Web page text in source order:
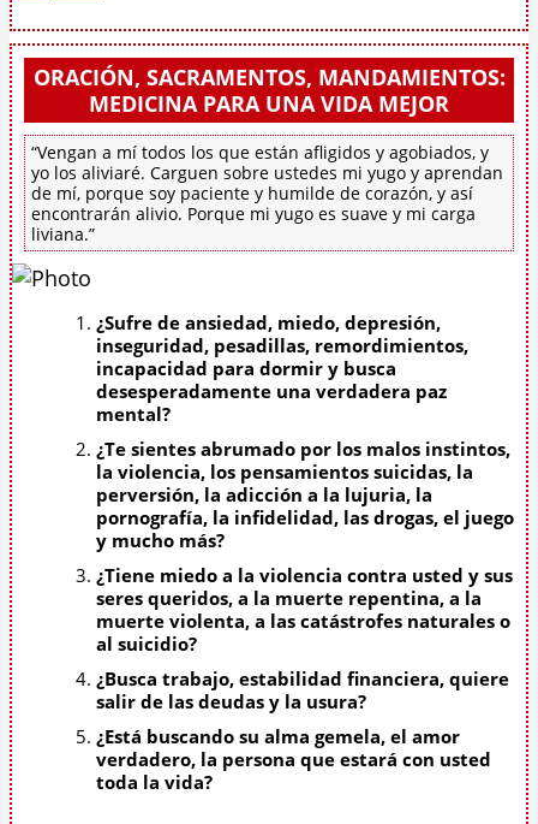
ORACIÓN, SACRAMENTOS, MANDAMIENTOS:
MEDICINA PARA UNA VIDA MEJOR
“Vengan a mí todos los que están afligidos y agobiados, y
yo los aliviaré. Carguen sobre ustedes mi yugo y aprendan
de mí, porque soy paciente y humilde de corazón, y así
encontrarán alivio. Porque mi yugo es suave y mi carga
liviana.”
¿Sufre de ansiedad, miedo, depresión,
inseguridad, pesadillas, remordimientos,
incapacidad para dormir y busca
desesperadamente una verdadera paz
mental?
¿Te sientes abrumado por los malos instintos,
la violencia, los pensamientos suicidas, la
perversión, la adicción a la lujuria, la
pornografía, la infidelidad, las drogas, el juego
y mucho más?
¿Tiene miedo a la violencia contra usted y sus
seres queridos, a la muerte repentina, a la
muerte violenta, a las catástrofes naturales o
al suicidio?
¿Busca trabajo, estabilidad financiera, quiere
salir de las deudas y la usura?
¿Está buscando su alma gemela, el amor
verdadero, la persona que estará con usted
toda la vida?